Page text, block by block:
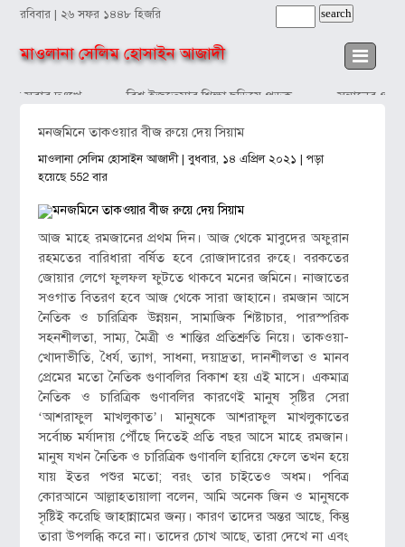
রবিবার | ২৬ সফর ১৪৪৮ হিজরি
মাওলানা সেলিম হোসাইন আজাদী
সবার দুঃখে বিশ্ব ইজতেমার শিক্ষা ছড়িয়ে পড়ুক সন্তানের
মনজমিনে তাকওয়ার বীজ রুয়ে দেয় সিয়াম
মাওলানা সেলিম হোসাইন আজাদী| বুধবার, ১৪ এপ্রিল ২০২১ | পড়া
হয়েছে 552 বার
আজ মাহে রমজানের প্রথম দিন। আজ থেকে মাবুদের অফুরান
রহমতের বারিধারা বর্ষিত হবে রোজাদারের রুহে। বরকতের
জোয়ার লেগে ফুলফল ফুটতে থাকবে মনের জমিনে। নাজাতের
সওগাত বিতরণ হবে আজ থেকে সারা জাহানে। রমজান আসে
নৈতিক ও চারিত্রিক উন্নয়ন, সামাজিক শিষ্টাচার, পারস্পরিক
সহনশীলতা, সাম্য, মৈত্রী ও শান্তির প্রতিশ্রুতি নিয়ে। তাকওয়া-
খোদাভীতি, ধৈর্য, ত্যাগ, সাধনা, দয়াদ্রতা, দানশীলতা ও মানব
প্রেমের মতো নৈতিক গুণাবলির বিকাশ হয় এই মাসে। একমাত্র
নৈতিক ও চারিত্রিক গুণাবলির কারণেই মানুষ সৃষ্টির সেরা
‘আশরাফুল মাখলুকাত’। মানুষকে আশরাফুল মাখলুকাতের
সর্বোচ্চ মর্যাদায় পৌঁছে দিতেই প্রতি বছর আসে মাহে রমজান।
মানুষ যখন নৈতিক ও চারিত্রিক গুণাবলি হারিয়ে ফেলে তখন হয়ে
যায় ইতর পশুর মতো; বরং তার চাইতেও অধম। পবিত্র
কোরআনে আল্লাহতায়ালা বলেন, আমি অনেক জিন ও মানুষকে
সৃষ্টিই করেছি জাহান্নামের জন্য। কারণ তাদের অন্তর আছে, কিন্তু
তারা উপলব্ধি করে না। তাদের চোখ আছে, তারা দেখে না এবং